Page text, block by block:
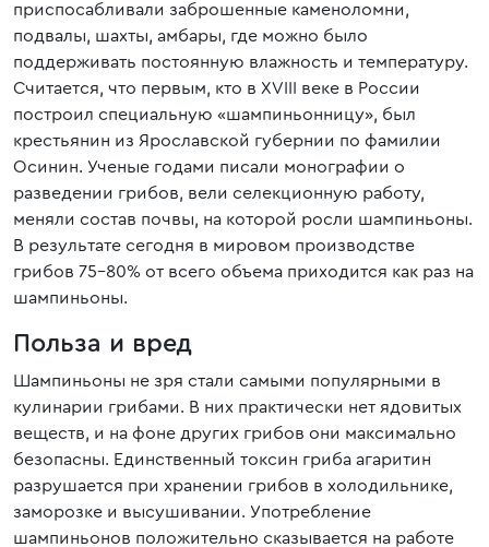
приспосабливали заброшенные каменоломни,
подвалы, шахты, амбары, где можно было
поддерживать постоянную влажность и температуру.
Считается, что первым, кто в XVIII веке в России
построил специальную «шампиньонницу», был
крестьянин из Ярославской губернии по фамилии
Осинин. Ученые годами писали монографии о
разведении грибов, вели селекционную работу,
меняли состав почвы, на которой росли шампиньоны.
В результате сегодня в мировом производстве
грибов 75-80% от всего объема приходится как раз на
шампиньоны.
Польза и вред
Шампиньоны не зря стали самыми популярными в
кулинарии грибами. В них практически нет ядовитых
веществ, и на фоне других грибов они максимально
безопасны. Единственный токсин гриба агаритин
разрушается при хранении грибов в холодильнике,
заморозке и высушивании. Употребление
шампиньонов положительно сказывается на работе